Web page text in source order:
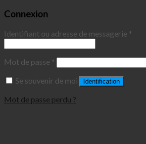
Connexion
Identifiant ou adresse de messagerie *
Mot de passe *
Se souvenir de moi
Identification
Mot de passe perdu ?